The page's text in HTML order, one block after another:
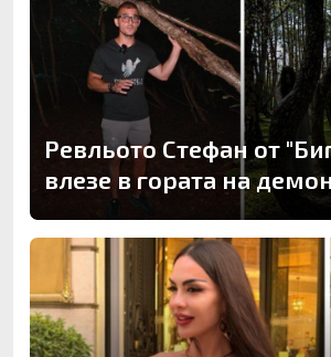
Ревльото Стефан от
влезе в гората на